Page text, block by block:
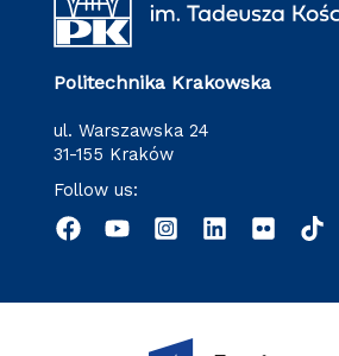
Politechnika Krakowska
ul. Warszawska 24
31-155 Kraków
Follow us: